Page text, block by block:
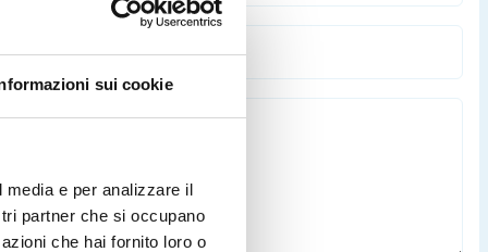
sui cookie
e per analizzare il
partner che si occupano
che hai fornito loro o